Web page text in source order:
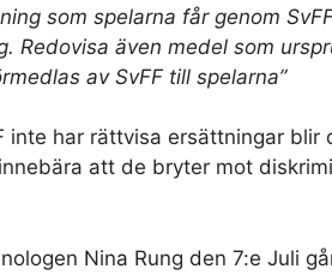
som spelarna får genom
Redovisa även medel som
av SvFF till spelarna”
inte har rättvisa ersättningar
att de bryter mot
Nina Rung den 7:e Juli